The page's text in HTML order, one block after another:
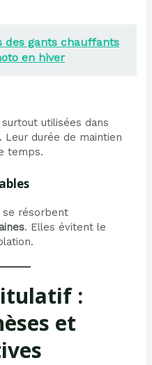
des gants chauffants
en hiver
utilisées dans
Leur durée de maintien
temps.
se résorbent
. Elles évitent le
:
et